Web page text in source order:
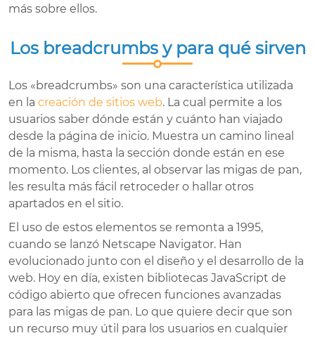
más sobre ellos.
Los breadcrumbs y para qué sirven
Los «breadcrumbs» son una característica utilizada
en la creación de sitios web. La cual permite a los
usuarios saber dónde están y cuánto han viajado
desde la página de inicio. Muestra un camino lineal
de la misma, hasta la sección donde están en ese
momento. Los clientes, al observar las migas de pan,
les resulta más fácil retroceder o hallar otros
apartados en el sitio.
El uso de estos elementos se remonta a 1995,
cuando se lanzó Netscape Navigator. Han
evolucionado junto con el diseño y el desarrollo de la
web. Hoy en día, existen bibliotecas JavaScript de
código abierto que ofrecen funciones avanzadas
para las migas de pan. Lo que quiere decir que son
un recurso muy útil para los usuarios en cualquier